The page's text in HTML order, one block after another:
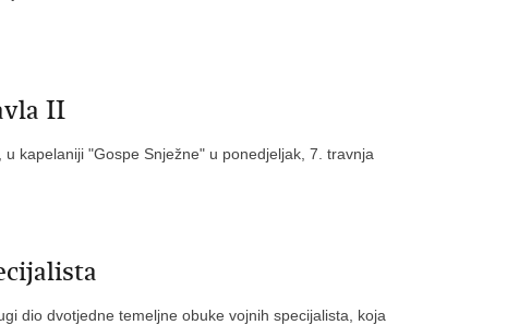
II
kapelaniji "Gospe Snježne" u ponedjeljak, 7. travnja
dio dvotjedne temeljne obuke vojnih specijalista, koja